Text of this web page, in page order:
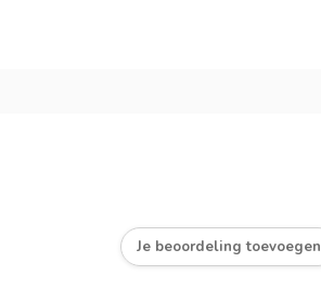
Je beoordeling toevoegen